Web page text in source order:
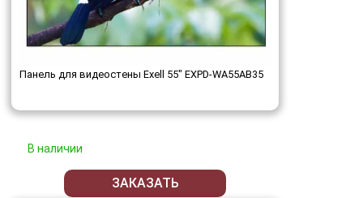
Панель для видеостены Exell 55" EXPD-WA55AB35
В наличии
ЗАКАЗАТЬ